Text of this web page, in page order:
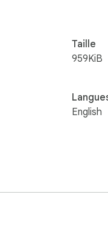
Taille
959KiB
English